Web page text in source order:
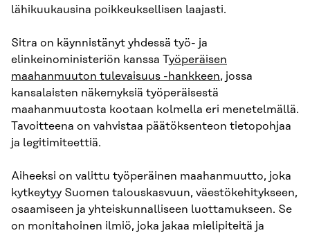
lähikuukausina poikkeuksellisen laajasti.
Sitra on käynnistänyt yhdessä työ- ja
elinkeinoministeriön kanssa Työperäisen
maahanmuuton tulevaisuus -hankkeen, jossa
kansalaisten näkemyksiä työperäisestä
maahanmuutosta kootaan kolmella eri menetelmällä.
Tavoitteena on vahvistaa päätöksenteon tietopohjaa
ja legitimiteettiä.
Aiheeksi on valittu työperäinen maahanmuutto, joka
kytkeytyy Suomen talouskasvuun, väestökehitykseen,
osaamiseen ja yhteiskunnalliseen luottamukseen. Se
on monitahoinen ilmiö, joka jakaa mielipiteitä ja